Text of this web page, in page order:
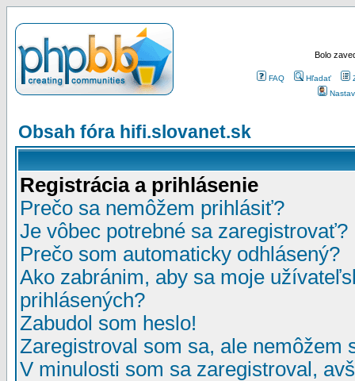
Bolo
FAQ Hľadať
Obsah fóra hifi.slovanet.sk
Registrácia a prihlásenie
Prečo sa nemôžem prihlásiť?
Je vôbec potrebné sa zaregistrovať?
Prečo som automaticky odhlásený?
Ako zabránim, aby sa moje
prihlásených?
Zabudol som heslo!
Zaregistroval som sa, ale nemôžem
V minulosti som sa zaregistroval,